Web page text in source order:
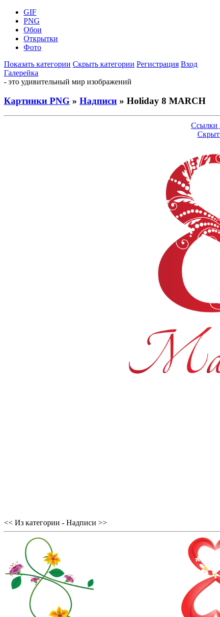
GIF
PNG
Обои
Открытки
Фото
Показать категории Скрыть категории Регистрация Вход
Галерейка
- это удивительный мир изображений
Картинки PNG » Надписи » Holiday 8 MARCH
Ссылки
<< Из категории - Надписи >>